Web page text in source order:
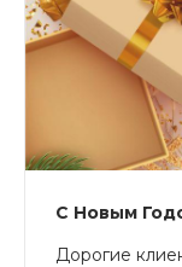
С Новым
Дорогие